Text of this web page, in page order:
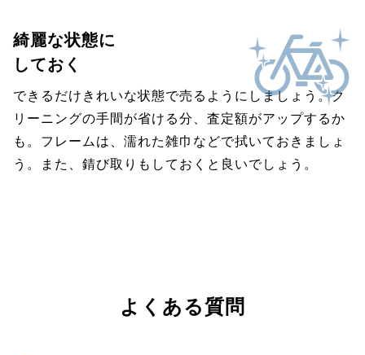
綺麗な状態に
しておく
できるだけきれいな状態で売るようにしましょう。ク
リーニングの手間が省ける分、査定額がアップするか
も。フレームは、濡れた雑巾などで拭いておきましょ
う。また、錆び取りもしておくと良いでしょう。
よくある質問